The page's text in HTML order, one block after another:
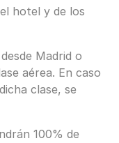
hotel y de los
Madrid o
aérea. En caso
clase, se
100% de